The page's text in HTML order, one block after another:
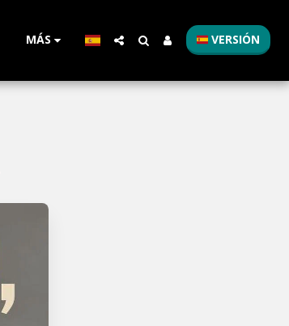
MÁS VERSIÓN